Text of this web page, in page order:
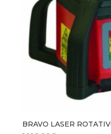
BRAVO LASER